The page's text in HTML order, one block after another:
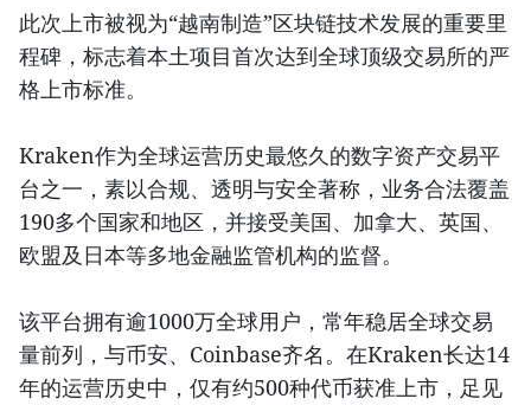
此次上市被视为“越南制造”区块链技术发展的重要里
程碑，标志着本土项目首次达到全球顶级交易所的严
格上市标准。
Kraken作为全球运营历史最悠久的数字资产交易平
台之一，素以合规、透明与安全著称，业务合法覆盖
190多个国家和地区，并接受美国、加拿大、英国、
欧盟及日本等多地金融监管机构的监督。
该平台拥有逾1000万全球用户，常年稳居全球交易
量前列，与币安、Coinbase齐名。在Kraken长达14
年的运营历史中，仅有约500种代币获准上市，足见